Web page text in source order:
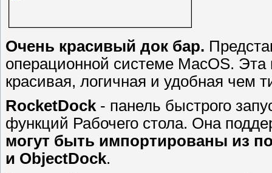
Очень красивый док бар.
операционной системе MacOS. Эта
красивая, логичная и удобная чем
RocketDock - панель быстрого
функций Рабочего стола. Она
могут быть импортированы из
и ObjectDock.